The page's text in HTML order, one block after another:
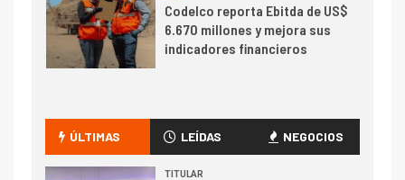
Codelco reporta Ebitda de US$
6.670 millones y mejora sus
indicadores financieros
camión 100% eléctrico para
transportar cátodos al Puerto
de San Antonio
ÚLTIMAS LEÍDAS NEGOCIOS
TITULAR